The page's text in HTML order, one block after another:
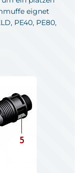
eignet
PE40, PE80,